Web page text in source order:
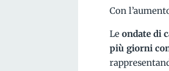
Con
Le ondate di
più giorni